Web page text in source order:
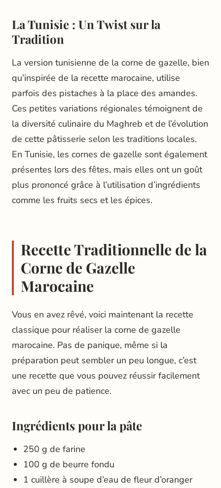
La Tunisie : Un Twist sur la
Tradition
La version tunisienne de la corne de gazelle, bien
qu’inspirée de la recette marocaine, utilise
parfois des pistaches à la place des amandes.
Ces petites variations régionales témoignent de
la diversité culinaire du Maghreb et de l’évolution
de cette pâtisserie selon les traditions locales.
En Tunisie, les cornes de gazelle sont également
présentes lors des fêtes, mais elles ont un goût
plus prononcé grâce à l’utilisation d’ingrédients
comme les fruits secs et les épices.
Recette Traditionnelle de la
Corne de Gazelle
Marocaine
Vous en avez rêvé, voici maintenant la recette
classique pour réaliser la corne de gazelle
marocaine. Pas de panique, même si la
préparation peut sembler un peu longue, c’est
une recette que vous pouvez réussir facilement
avec un peu de patience.
Ingrédients pour la pâte
250 g de farine
100 g de beurre fondu
1 cuillère à soupe d’eau de fleur d’oranger